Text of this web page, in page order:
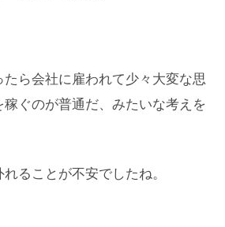
ら会社に雇われて少々大変な思
ぐのが普通だ、みたいな考えを
ることが不安でしたね。